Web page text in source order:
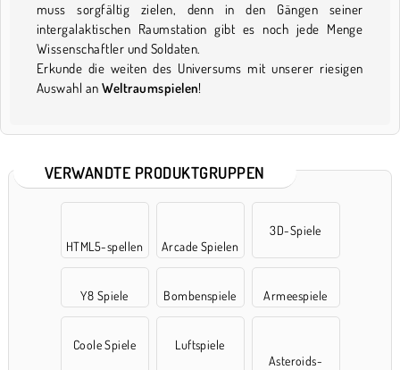
muss sorgfältig zielen, denn in den Gängen seiner
intergalaktischen Raumstation gibt es noch jede Menge
Wissenschaftler und Soldaten.
Erkunde die weiten des Universums mit unserer riesigen
Auswahl anWeltraumspielen!
VERWANDTE PRODUKTGRUPPEN
HTML5-spellen Arcade Spielen
3D-Spiele
Y8 Spiele Bombenspiele Armeespiele
Coole Spiele
Luftspiele
Asteroids-